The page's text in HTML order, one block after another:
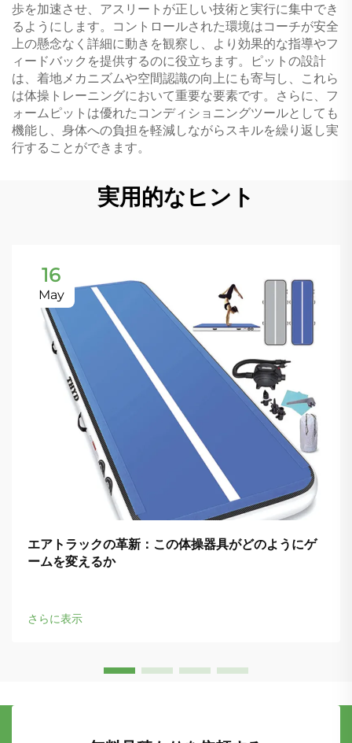
歩を加速させ、アスリートが正しい技術と実行に集中でき
るようにします。コントロールされた環境はコーチが安全
上の懸念なく詳細に動きを観察し、より効果的な指導やフ
ィードバックを提供するのに役立ちます。ピットの設計
は、着地メカニズムや空間認識の向上にも寄与し、これら
は体操トレーニングにおいて重要な要素です。さらに、フ
ォームピットは優れたコンディショニングツールとしても
機能し、身体への負担を軽減しながらスキルを繰り返し実
行することができます。
実用的なヒント
16
May
エアトラックの革新：この体操器具がどのようにゲ
ームを変えるか
さらに表示